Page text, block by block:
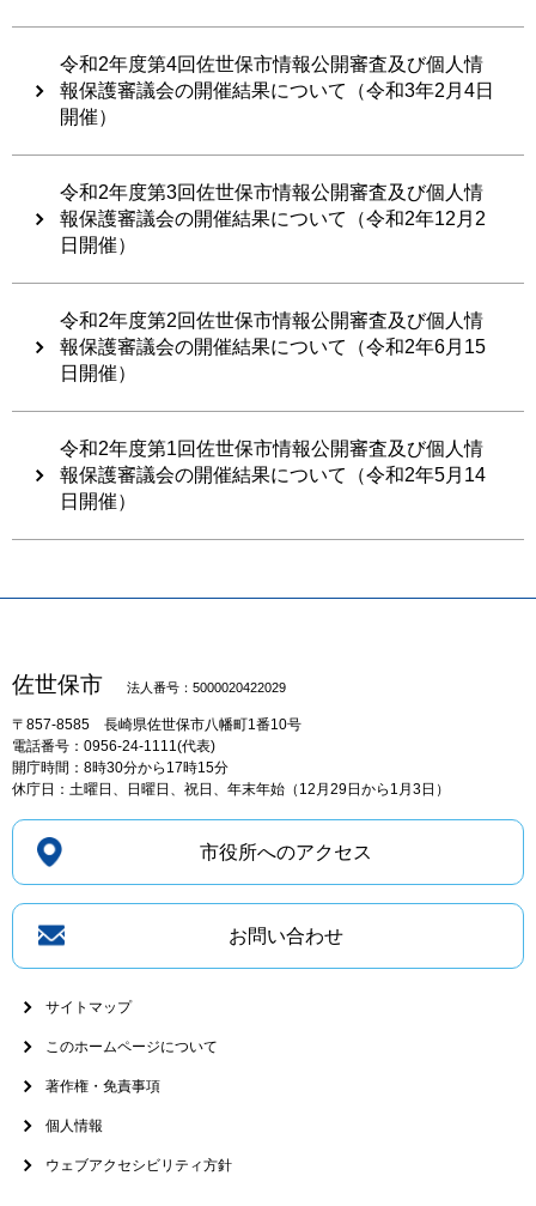
令和2年度第4回佐世保市情報公開審査及び個人情
報保護審議会の開催結果について（令和3年2月4日
開催）
令和2年度第3回佐世保市情報公開審査及び個人情
報保護審議会の開催結果について（令和2年12月2
日開催）
令和2年度第2回佐世保市情報公開審査及び個人情
報保護審議会の開催結果について（令和2年6月15
日開催）
令和2年度第1回佐世保市情報公開審査及び個人情
報保護審議会の開催結果について（令和2年5月14
日開催）
佐世保市 法人番号：5000020422029
〒857-8585 長崎県佐世保市八幡町1番10号
電話番号：0956-24-1111(代表)
開庁時間：8時30分から17時15分
休庁日：土曜日、日曜日、祝日、年末年始（12月29日から1月3日）
市役所へのアクセス
お問い合わせ
サイトマップ
このホームページについて
著作権・免責事項
個人情報
ウェブアクセシビリティ方針